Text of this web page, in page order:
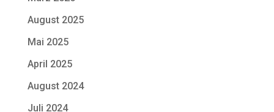
August 2025
Mai 2025
April 2025
August 2024
Juli 2024